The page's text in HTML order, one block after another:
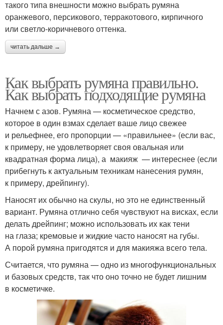
такого типа внешности можно выбрать румяна
оранжевого, персикового, терракотового, кирпичного
или светло-коричневого оттенка.
читать дальше →
Как выбрать румяна правильно.
Как выбрать подходящие румяна
Начнем с азов. Румяна — косметическое средство,
которое в один взмах сделает ваше лицо свежее
и рельефнее, его пропорции — «правильнее» (если вас,
к примеру, не удовлетворяет своя овальная или
квадратная форма лица), а макияж — интереснее (если
прибегнуть к актуальным техникам нанесения румян,
к примеру, дрейпингу).
Наносят их обычно на скулы, но это не единственный
вариант. Румяна отлично себя чувствуют на висках, если
делать дрейпинг; можно использовать их как тени
на глаза; кремовые и жидкие часто наносят на губы.
А порой румяна пригодятся и для макияжа всего тела.
Считается, что румяна — одно из многофункциональных
и базовых средств, так что оно точно не будет лишним
в косметичке.